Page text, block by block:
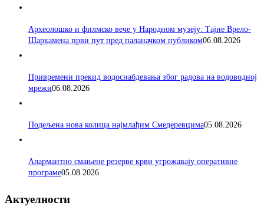
Археолошко и филмско вече у Народном музеју: Тајне Врело-
Шаркамена први пут пред паланачком публиком06.08.2026
Привремени прекид водоснабдевања због радова на водоводној
мрежи06.08.2026
Подељена нова колица најмлађим Смедеревцима05.08.2026
Алармантно смањене резерве крви угрожавају оперативне
програме05.08.2026
Актуелности